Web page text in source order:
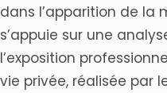
dans l’apparition de la
s’appuie sur une
l’exposition
vie privée, réalisée par